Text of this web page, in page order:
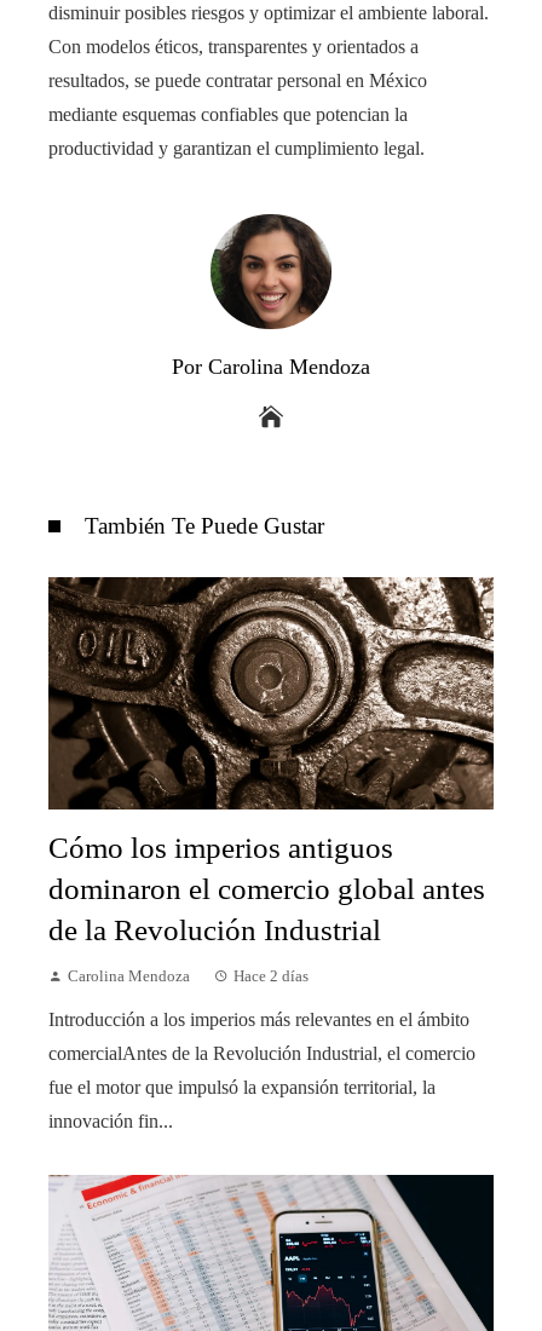
disminuir posibles riesgos y optimizar el ambiente laboral.
Con modelos éticos, transparentes y orientados a
resultados, se puede contratar personal en México
mediante esquemas confiables que potencian la
productividad y garantizan el cumplimiento legal.
Por Carolina Mendoza
También Te Puede Gustar
Cómo los imperios antiguos
dominaron el comercio global antes
de la Revolución Industrial
Carolina Mendoza Hace 2 días
Introducción a los imperios más relevantes en el ámbito
comercialAntes de la Revolución Industrial, el comercio
fue el motor que impulsó la expansión territorial, la
innovación fin...